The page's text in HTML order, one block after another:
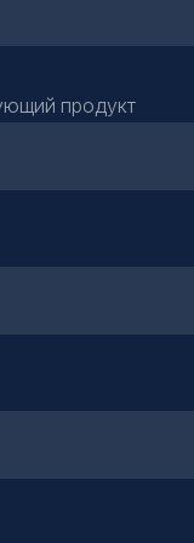
продукт